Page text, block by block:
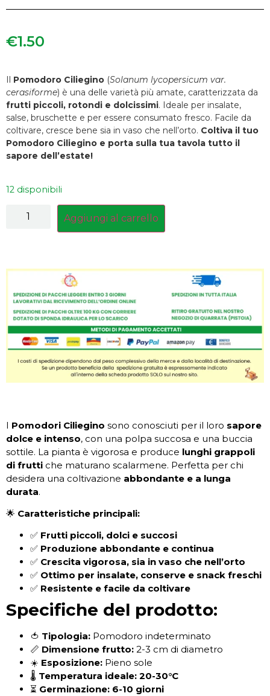
€1.50
Il Pomodoro Ciliegino (Solanum lycopersicum var.
cerasiforme) è una delle varietà più amate, caratterizzata da
frutti piccoli, rotondi e dolcissimi. Ideale per insalate,
salse, bruschette e per essere consumato fresco. Facile da
coltivare, cresce bene sia in vaso che nell’orto. Coltiva il tuo
Pomodoro Ciliegino e porta sulla tua tavola tutto il
sapore dell’estate!
12 disponibili
Aggiungi al carrello
I Pomodori Ciliegino sono conosciuti per il loro sapore
dolce e intenso, con una polpa succosa e una buccia
sottile. La pianta è vigorosa e produce lunghi grappoli
di frutti che maturano scalarmene. Perfetta per chi
desidera una coltivazione abbondante e a lunga
durata.
🌟 Caratteristiche principali:
✅ Frutti piccoli, dolci e succosi
✅ Produzione abbondante e continua
✅ Crescita vigorosa, sia in vaso che nell’orto
✅ Ottimo per insalate, conserve e snack freschi
✅ Resistente e facile da coltivare
Specifiche del prodotto:
🍅 Tipologia: Pomodoro indeterminato
📏 Dimensione frutto: 2-3 cm di diametro
☀️ Esposizione: Pieno sole
🌡 Temperatura ideale: 20-30°C
⏳ Germinazione: 6-10 giorni